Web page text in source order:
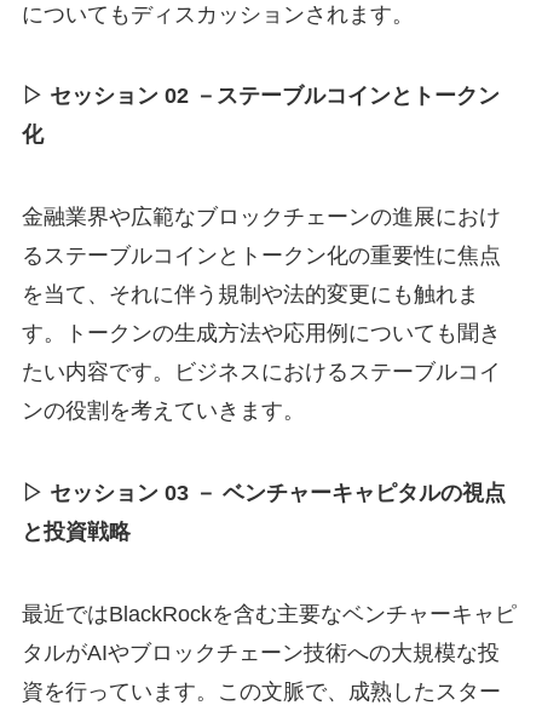
についてもディスカッションされます。
▷ セッション 02 －ステーブルコインとトークン
化
金融業界や広範なブロックチェーンの進展におけ
るステーブルコインとトークン化の重要性に焦点
を当て、それに伴う規制や法的変更にも触れま
す。トークンの生成方法や応用例についても聞き
たい内容です。ビジネスにおけるステーブルコイ
ンの役割を考えていきます。
▷ セッション 03 － ベンチャーキャピタルの視点
と投資戦略
最近ではBlackRockを含む主要なベンチャーキャピ
タルがAIやブロックチェーン技術への大規模な投
資を行っています。この文脈で、成熟したスター